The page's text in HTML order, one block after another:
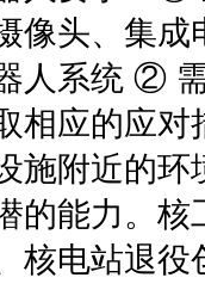
像头、集
人系统 ②
相应的应
施附近的
的能力。
核电站退役